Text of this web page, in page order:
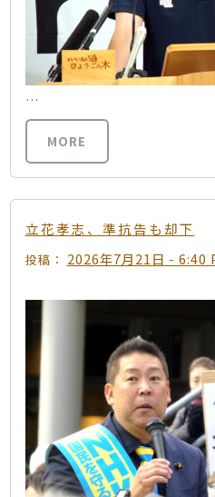
…
MORE
立花孝志、準抗告も却下
投稿： 2026年7月21日 - 6:40